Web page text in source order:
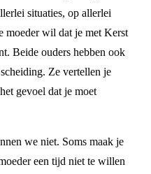
situaties, op allerlei
moeder wil dat je met Kerst
Beide ouders hebben ook
Ze vertellen je
gevoel dat je moet
we niet. Soms maak je
een tijd niet te willen